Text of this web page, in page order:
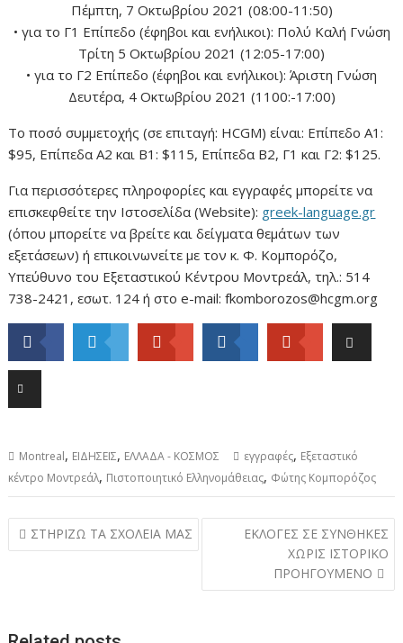
Πέμπτη, 7 Οκτωβρίου 2021 (08:00-11:50)
• για το Γ1 Επίπεδο (έφηβοι και ενήλικοι): Πολύ Καλή Γνώση
Τρίτη 5 Οκτωβρίου 2021 (12:05-17:00)
• για το Γ2 Επίπεδο (έφηβοι και ενήλικοι): Άριστη Γνώση
Δευτέρα, 4 Οκτωβρίου 2021 (1100:-17:00)
Το ποσό συμμετοχής (σε επιταγή: HCGM) είναι: Επίπεδο Α1:
$95, Επίπεδα Α2 και Β1: $115, Επίπεδα Β2, Γ1 και Γ2: $125.
Για περισσότερες πληροφορίες και εγγραφές μπορείτε να
επισκεφθείτε την Ιστοσελίδα (Website): greek-language.gr
(όπου μπορείτε να βρείτε και δείγματα θεμάτων των
εξετάσεων) ή επικοινωνείτε με τον κ. Φ. Κομπορόζο,
Υπεύθυνο του Εξεταστικού Κέντρου Μοντρεάλ, τηλ.: 514
738-2421, εσωτ. 124 ή στο e-mail: fkomborozos@hcgm.org
Montreal, ΕΙΔΗΣΕΙΣ, ΕΛΛΑΔΑ - ΚΟΣΜΟΣ εγγραφές, Εξεταστικό
κέντρο Μοντρεάλ, Πιστοποιητικό Ελληνομάθειας, Φώτης Κομπορόζος
Post
navigation
ΣΤΗΡΙΖΩ ΤΑ ΣΧΟΛΕΙΑ ΜΑΣ
ΕΚΛΟΓΕΣ ΣΕ ΣΥΝΘΗΚΕΣ
ΧΩΡΙΣ ΙΣΤΟΡΙΚΟ
ΠΡΟΗΓΟΥΜΕΝΟ